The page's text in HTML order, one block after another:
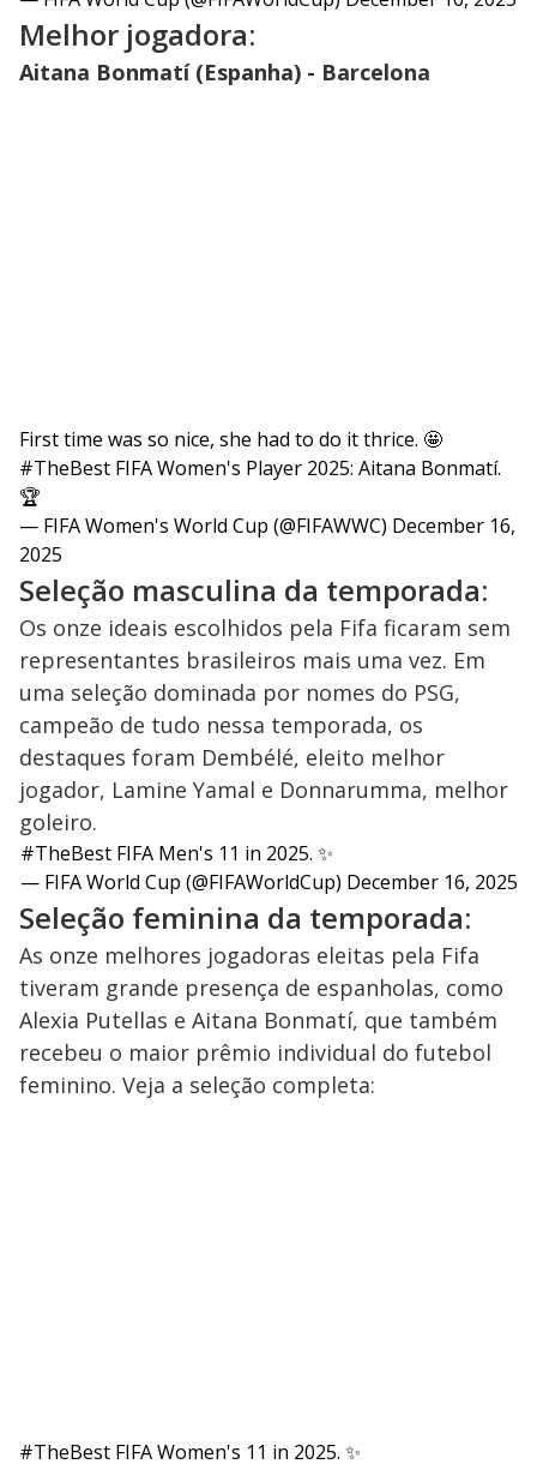
Melhor jogadora:
Aitana Bonmatí (Espanha) - Barcelona
First time was so nice, she had to do it thrice. 🤩
#TheBest FIFA Women's Player 2025: Aitana Bonmatí.
🏆
— FIFA Women's World Cup (@FIFAWWC) December 16,
2025
Seleção masculina da temporada:
Os onze ideais escolhidos pela Fifa ficaram sem
representantes brasileiros mais uma vez. Em
uma seleção dominada por nomes do PSG,
campeão de tudo nessa temporada, os
destaques foram Dembélé, eleito melhor
jogador, Lamine Yamal e Donnarumma, melhor
goleiro.
#TheBestFIFA Men's 11 in 2025. ✨
— FIFA World Cup (@FIFAWorldCup) December 16, 2025
Seleção feminina da temporada:
As onze melhores jogadoras eleitas pela Fifa
tiveram grande presença de espanholas, como
Alexia Putellas e Aitana Bonmatí, que também
recebeu o maior prêmio individual do futebol
feminino. Veja a seleção completa:
#TheBest FIFA Women's 11 in 2025. ✨